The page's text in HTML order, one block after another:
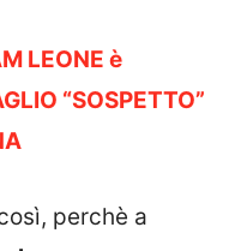
LEONE è
“SOSPETTO”
perchè a